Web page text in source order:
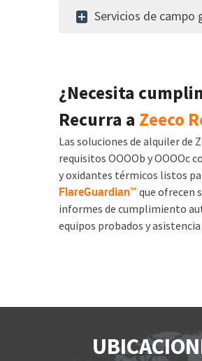
Servicios de campo
¿Necesita
Recurra a Zeeco
Las soluciones de alquiler de
requisitos OOOOb y OOOOc
y oxidantes térmicos listos
FlareGuardian™ que ofrecen
informes de cumplimiento
equipos probados y